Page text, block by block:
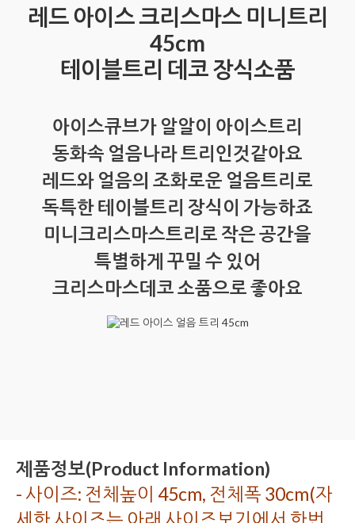
레드 아이스 크리스마스 미니트리
45cm
테이블트리 데코 장식소품
아이스큐브가 알알이 아이스트리
동화속 얼음나라 트리인것같아요
레드와 얼음의 조화로운 얼음트리로
독특한 테이블트리 장식이 가능하죠
미니크리스마스트리로 작은 공간을
특별하게 꾸밀 수 있어
크리스마스데코 소품으로 좋아요
제품정보(Product Information)
- 사이즈: 전체높이 45cm, 전체폭 30cm(자